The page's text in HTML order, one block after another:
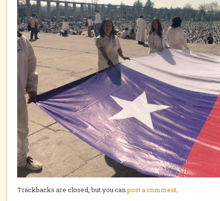
Trackbacks are closed, but you canpost a comment.